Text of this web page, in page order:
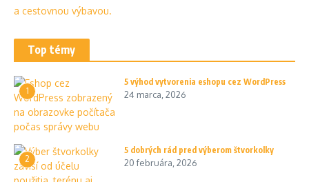
Top témy
1
5 výhod vytvorenia eshopu cez WordPress
24 marca, 2026
2
5 dobrých rád pred výberom štvorkolky
20 februára, 2026